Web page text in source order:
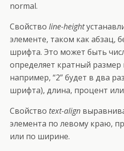
normal.
Свойство line-height
элементе, таком как абзац,
шрифта. Это может быть
определяет кратный
например, “2” будет в два
шрифта), длина, процент
Свойство text-align
элемента по левому краю,
или по ширине.